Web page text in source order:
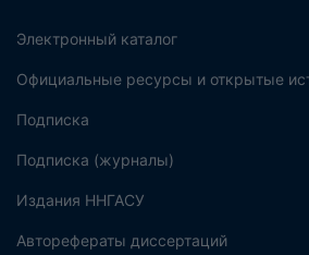
Электронный каталог
Официальные ресурсы и открытые
Подписка
Подписка (журналы)
Издания ННГАСУ
Авторефераты диссертаций